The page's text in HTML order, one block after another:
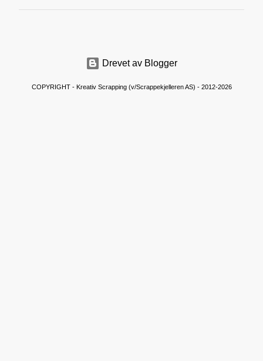
Drevet av Blogger
COPYRIGHT - Kreativ Scrapping (v/Scrappekjelleren AS) - 2012-2026